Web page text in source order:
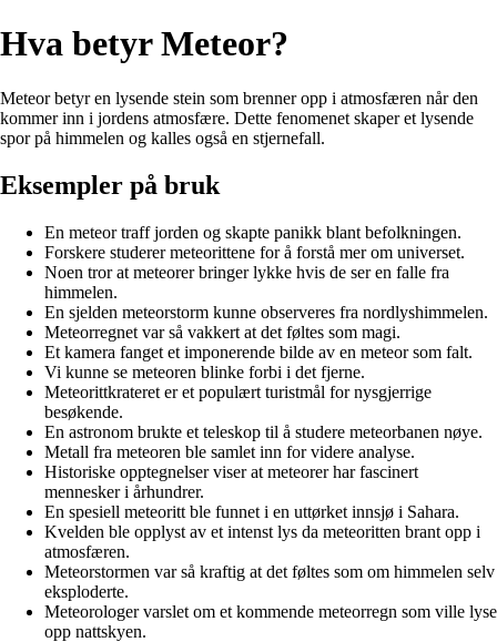
Hva betyr Meteor?
Meteor betyr en lysende stein som brenner opp i atmosfæren når den
kommer inn i jordens atmosfære. Dette fenomenet skaper et lysende
spor på himmelen og kalles også en stjernefall.
Eksempler på bruk
En meteor traff jorden og skapte panikk blant befolkningen.
Forskere studerer meteorittene for å forstå mer om universet.
Noen tror at meteorer bringer lykke hvis de ser en falle fra
himmelen.
En sjelden meteorstorm kunne observeres fra nordlyshimmelen.
Meteorregnet var så vakkert at det føltes som magi.
Et kamera fanget et imponerende bilde av en meteor som falt.
Vi kunne se meteoren blinke forbi i det fjerne.
Meteorittkrateret er et populært turistmål for nysgjerrige
besøkende.
En astronom brukte et teleskop til å studere meteorbanen nøye.
Metall fra meteoren ble samlet inn for videre analyse.
Historiske opptegnelser viser at meteorer har fascinert
mennesker i århundrer.
En spesiell meteoritt ble funnet i en uttørket innsjø i Sahara.
Kvelden ble opplyst av et intenst lys da meteoritten brant opp i
atmosfæren.
Meteorstormen var så kraftig at det føltes som om himmelen selv
eksploderte.
Meteorologer varslet om et kommende meteorregn som ville lyse
opp nattskyen.